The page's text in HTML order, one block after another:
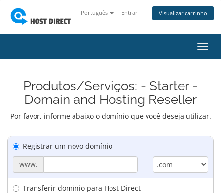
Português Entrar Visualizar carrinho
Produtos/Serviços: - Starter -
Domain and Hosting Reseller
Por favor, informe abaixo o domínio que você deseja utilizar.
Registrar um novo domínio
www.
Transferir domínio para Host Direct